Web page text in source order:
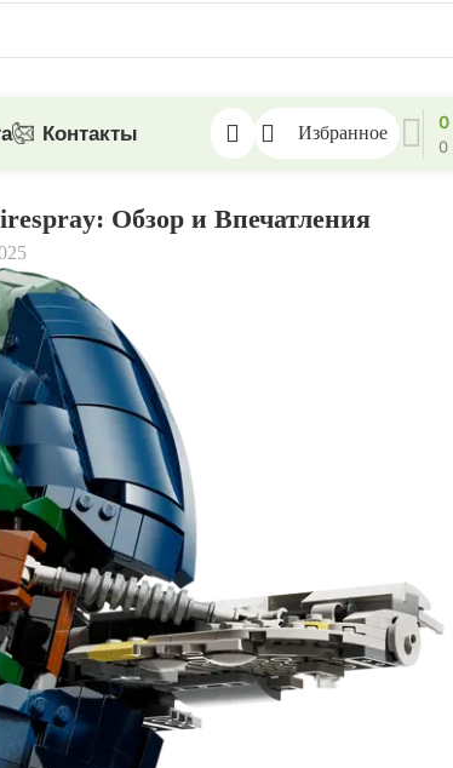
Контакты Избранное
0
0
Обзор и Впечатления